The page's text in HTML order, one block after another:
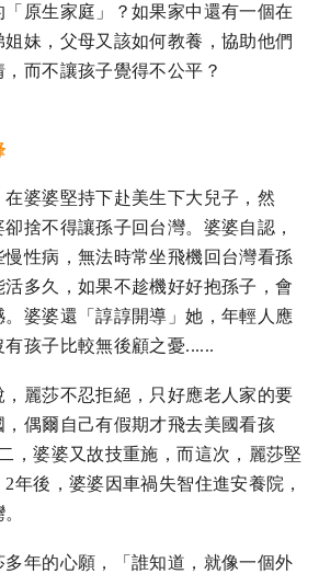
原生家庭」？如果家中還有一個在
妹，父母又該如何教養，協助他們
而不讓孩子覺得不公平？
婆婆堅持下赴美生下大兒子，然
捨不得讓孫子回台灣。婆婆自認，
性病，無法時常坐飛機回台灣看孫
多久，如果不趁機好好抱孫子，會
婆婆還「諄諄開導」她，年輕人應
孩子比較無後顧之憂......
麗莎不忍拒絕，只好應老人家的要
偶爾自己有假期才飛去美國看孩
，婆婆又故技重施，而這次，麗莎堅
年後，婆婆因車禍失智住進安養院，
年的心願，「誰知道，就像一個外